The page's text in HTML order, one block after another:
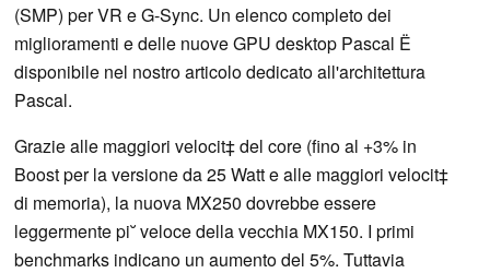
(SMP) per VR e G-Sync. Un elenco completo dei
miglioramenti e delle nuove GPU desktop Pascal Ë
disponibile nel nostro articolo dedicato all'architettura
Pascal.
Grazie alle maggiori velocit‡ del core (fino al +3% in
Boost per la versione da 25 Watt e alle maggiori velocit‡
di memoria), la nuova MX250 dovrebbe essere
leggermente pi˘ veloce della vecchia MX150. I primi
benchmarks indicano un aumento del 5%. Tuttavia